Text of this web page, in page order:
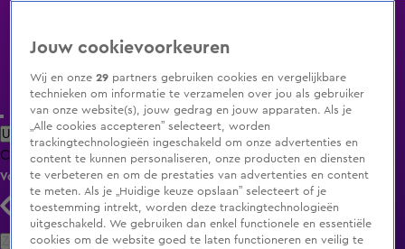
Uitzending Gemist Populaire programma's Zenders Genres
ClipsFilmsRadioSmart TV inlogShop
Volg KIJK
Zoeken
Jouw cookievoorkeuren
Wij en onze29 partners gebruiken cookies en vergelijkbare
technieken om informatie te verzamelen over jou als gebruiker
van onze website(s), jouw gedrag en jouw apparaten. Als je
„Alle cookies accepteren” selecteert, worden
trackingtechnologieën ingeschakeld om onze advertenties en
content te kunnen personaliseren, onze producten en diensten
te verbeteren en om de prestaties van advertenties en content
te meten. Als je „Huidige keuze opslaan” selecteert of je
toestemming intrekt, worden deze trackingtechnologieën
uitgeschakeld. We gebruiken dan enkel functionele en essentiële
cookies om de website goed te laten functioneren en veilig te